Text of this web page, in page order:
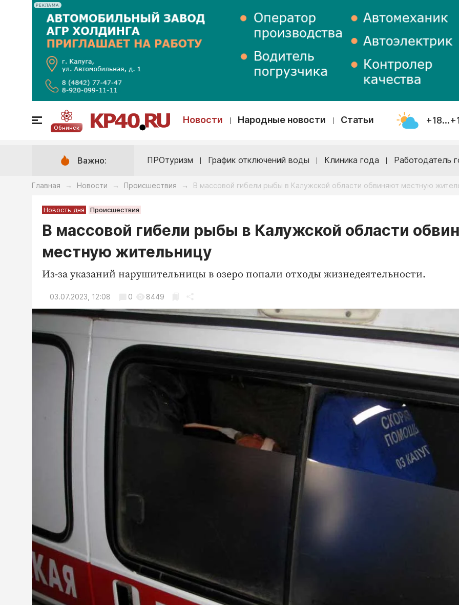
РЕКЛАМА
Обнинск
Новости Народные новости Статьи
Важно: ПРОтуризм График отключений воды Клиника года Работодатель
Главная → Новости → Происшествия → В массовой гибели рыбы в Калужской области обвиняют местную
Новость дня Происшествия
В массовой гибели рыбы в Калужской области
местную жительницу
Из-за указаний нарушительницы в озеро попали отходы жизнедеятельности.
03.07.2023, 12:08 0 8449